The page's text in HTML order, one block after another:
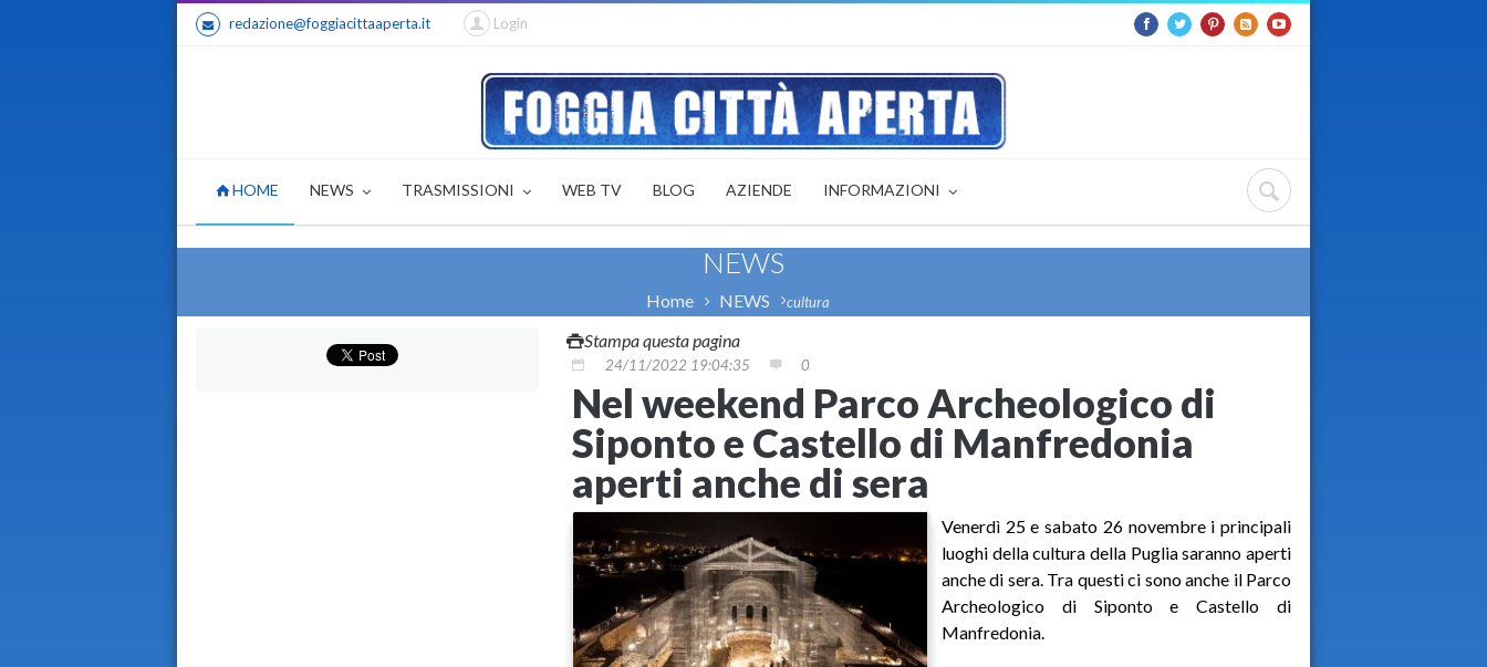
redazione@foggiacittaaperta.it Login
HOME NEWS TRASMISSIONI WEB TV BLOG AZIENDE INFORMAZIONI
NEWS
Home NEWS cultura
Stampa questa pagina
24/11/2022 19:04:35 0
Nel weekend Parco Archeologico di
Siponto e Castello di Manfredonia
aperti anche di sera
Venerdì 25 e sabato 26 novembre i principali
luoghi della cultura della Puglia saranno aperti
anche di sera. Tra questi ci sono anche il Parco
Archeologico di Siponto e Castello di
Manfredonia.